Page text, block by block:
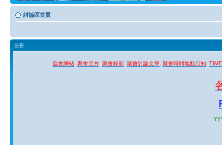
討論區首頁
公告
協會網站 聚會照片 聚會錄影 聚會討論文章 聚會時間地點須知